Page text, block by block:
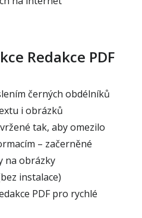
Redakce PDF
černých obdélníků
i obrázků
tak, aby omezilo
– začerněné
na obrázky
instalace)
PDF pro rychlé